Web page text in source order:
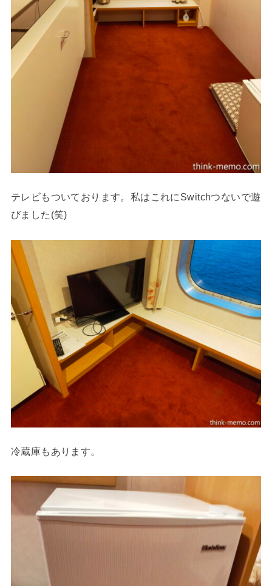
テレビもついております。私はこれにSwitchつないで遊
びました(笑)
冷蔵庫もあります。